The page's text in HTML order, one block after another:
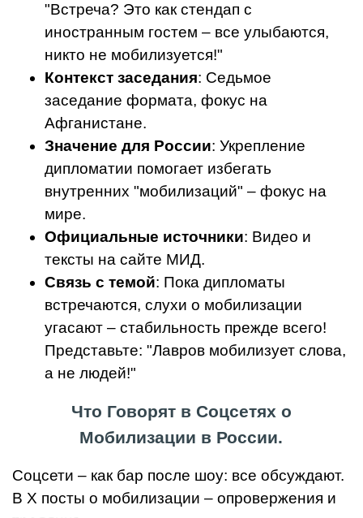
"Встреча? Это как стендап с
иностранным гостем – все улыбаются,
никто не мобилизуется!"
Контекст заседания: Седьмое
заседание формата, фокус на
Афганистане.
Значение для России: Укрепление
дипломатии помогает избегать
внутренних "мобилизаций" – фокус на
мире.
Официальные источники: Видео и
тексты на сайте МИД.
Связь с темой: Пока дипломаты
встречаются, слухи о мобилизации
угасают – стабильность прежде всего!
Представьте: "Лавров мобилизует слова,
а не людей!"
Что Говорят в Соцсетях о
Мобилизации в России.
Соцсети – как бар после шоу: все обсуждают.
В X посты о мобилизации – опровержения и